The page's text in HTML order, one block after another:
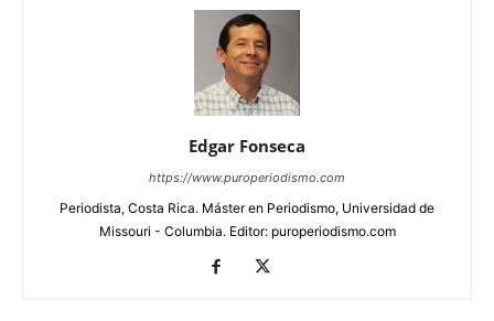
Edgar Fonseca
https://www.puroperiodismo.com
Periodista, Costa Rica. Máster en Periodismo, Universidad de
Missouri - Columbia. Editor: puroperiodismo.com